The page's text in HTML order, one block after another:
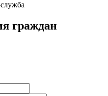
граждан